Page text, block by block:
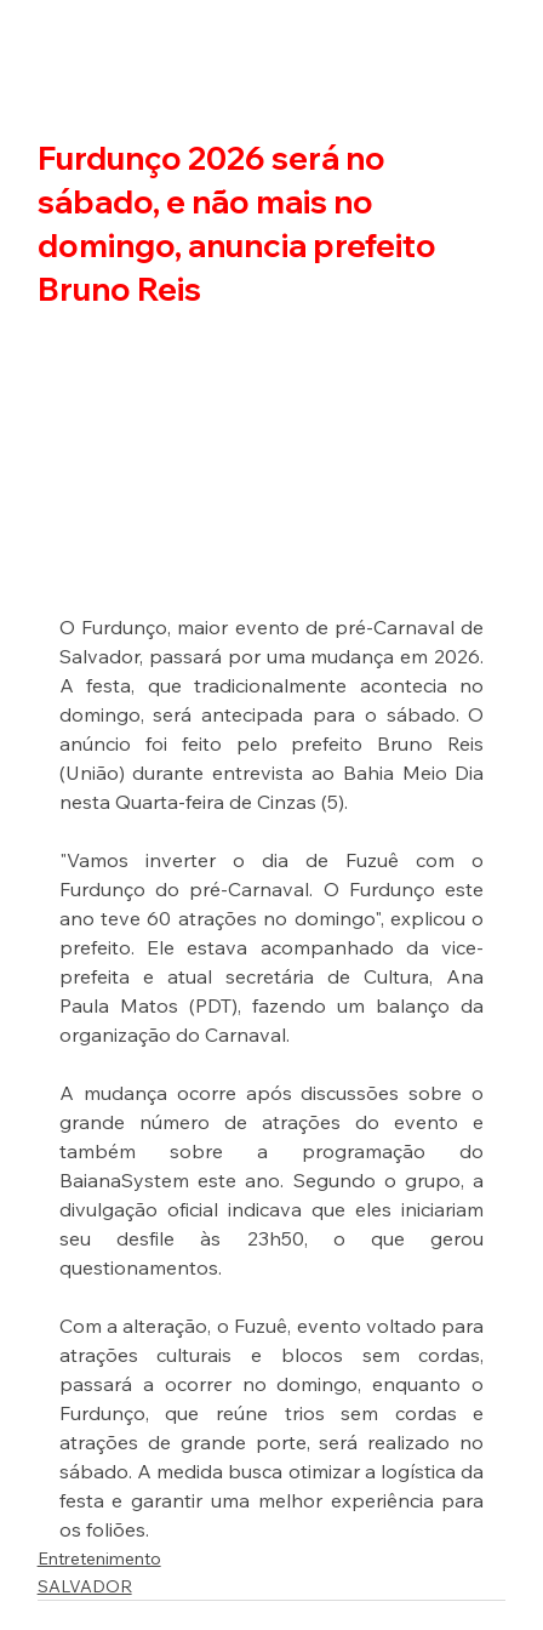
Furdunço 2026 será no
sábado, e não mais no
domingo, anuncia prefeito
Bruno Reis
O Furdunço, maior evento de pré-Carnaval de
Salvador, passará por uma mudança em 2026.
A festa, que tradicionalmente acontecia no
domingo, será antecipada para o sábado. O
anúncio foi feito pelo prefeito Bruno Reis
(União) durante entrevista ao Bahia Meio Dia
nesta Quarta-feira de Cinzas (5).
"Vamos inverter o dia de Fuzuê com o
Furdunço do pré-Carnaval. O Furdunço este
ano teve 60 atrações no domingo", explicou o
prefeito. Ele estava acompanhado da vice-
prefeita e atual secretária de Cultura, Ana
Paula Matos (PDT), fazendo um balanço da
organização do Carnaval.
A mudança ocorre após discussões sobre o
grande número de atrações do evento e
também sobre a programação do
BaianaSystem este ano. Segundo o grupo, a
divulgação oficial indicava que eles iniciariam
seu desfile às 23h50, o que gerou
questionamentos.
Com a alteração, o Fuzuê, evento voltado para
atrações culturais e blocos sem cordas,
passará a ocorrer no domingo, enquanto o
Furdunço, que reúne trios sem cordas e
atrações de grande porte, será realizado no
sábado. A medida busca otimizar a logística da
festa e garantir uma melhor experiência para
os foliões.
Entretenimento
SALVADOR